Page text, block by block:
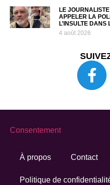
LE
APPELER LA
L’INSULTE
4 août 2026
À propos Contact
Politique de
Consentement